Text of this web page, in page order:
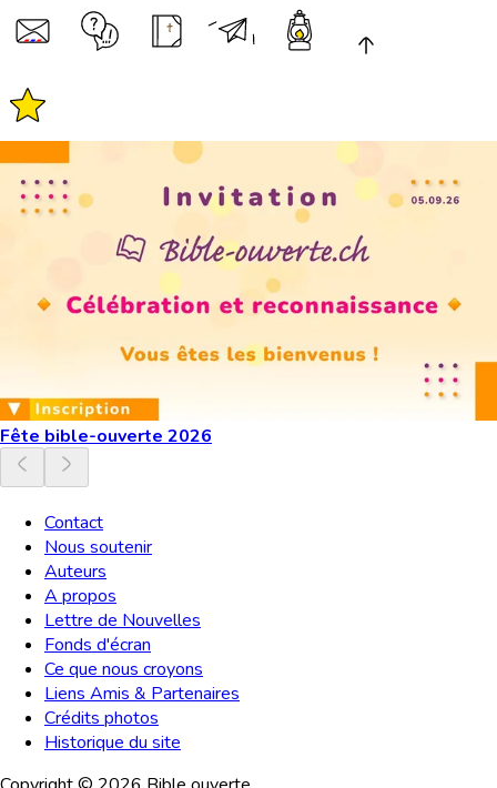
Fête bible-ouverte 2026
Contact
Nous soutenir
Auteurs
A propos
Lettre de Nouvelles
Fonds d'écran
Ce que nous croyons
Liens Amis & Partenaires
Crédits photos
Historique du site